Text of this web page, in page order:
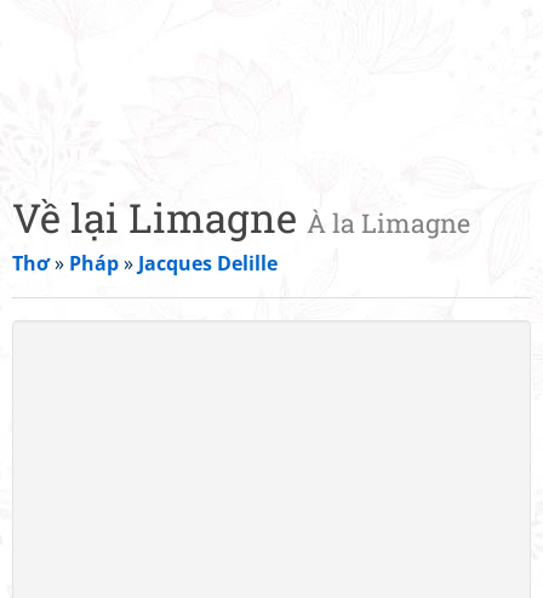
Về lại Limagne À la Limagne
Thơ» Pháp» Jacques Delille